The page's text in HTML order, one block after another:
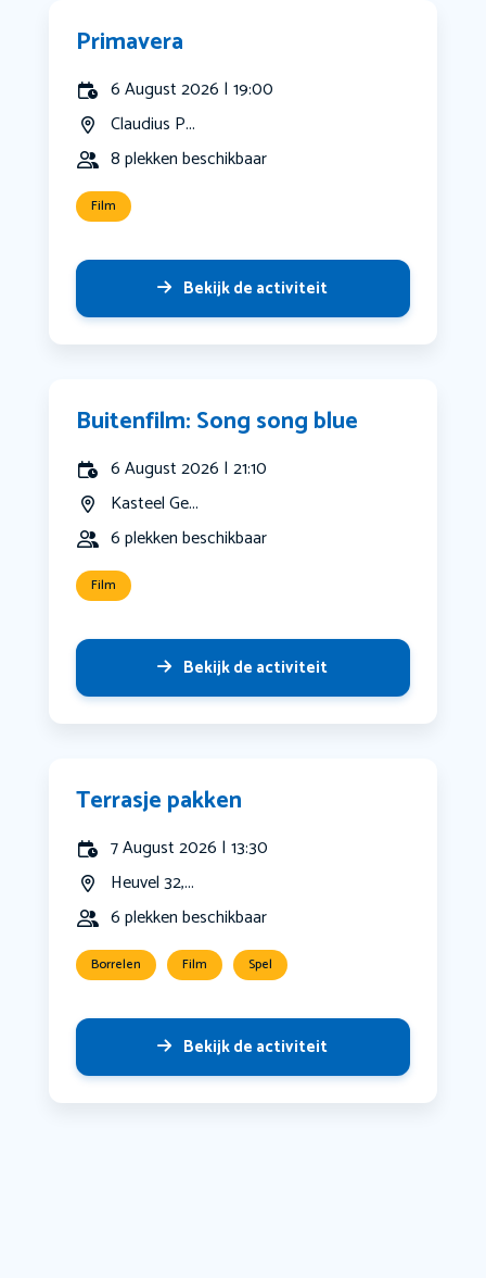
Primavera
6 August 2026 | 19:00
Claudius P...
8 plekken beschikbaar
Film
Bekijk de activiteit
Buitenfilm: Song song blue
6 August 2026 | 21:10
Kasteel Ge...
6 plekken beschikbaar
Film
Bekijk de activiteit
Terrasje pakken
7 August 2026 | 13:30
Heuvel 32,...
6 plekken beschikbaar
Borrelen Film Spel
Bekijk de activiteit